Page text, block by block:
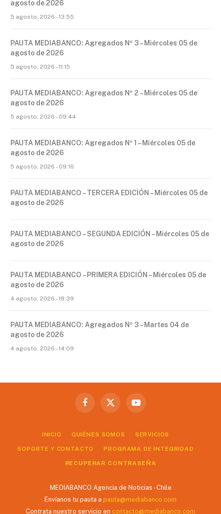
agosto de 2026
5 agosto, 2026 - 13:55
PAUTA MEDIABANCO: Agregados Nº 3 – Miércoles 05 de
agosto de 2026
5 agosto, 2026 - 11:15
PAUTA MEDIABANCO: Agregados Nº 2 – Miércoles 05 de
agosto de 2026
5 agosto, 2026 - 09:44
PAUTA MEDIABANCO: Agregados Nº 1 – Miércoles 05 de
agosto de 2026
5 agosto, 2026 - 09:16
PAUTA MEDIABANCO – TERCERA EDICIÓN – Miércoles 05 de
agosto de 2026
PAUTA MEDIABANCO – SEGUNDA EDICIÓN – Miércoles 05 de
agosto de 2026
PAUTA MEDIABANCO – PRIMERA EDICIÓN – Miércoles 05 de
agosto de 2026
4 agosto, 2026 - 18:39
PAUTA MEDIABANCO: Agregados Nº 3 – Martes 04 de
agosto de 2026
4 agosto, 2026 - 14:09
Facebook
X
YouTube
INICIO QUIÉNES SOMOS SERVICIOS
SOPORTE Y CONTACTO PROGRAMA DE INTEGRIDAD
RECUPERAR CONTRASEÑA
MEDIABANCO Agencia de Noticias - Chile
Envíanos tu pauta a pauta@mediabanco.com
Contrata nuestro servicio en contacto@mediabanco.com